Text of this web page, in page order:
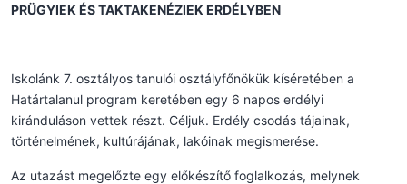
PRÜGYIEK ÉS TAKTAKENÉZIEK ERDÉLYBEN
Iskolánk 7. osztályos tanulói osztályfőnökük kíséretében a
Határtalanul program keretében egy 6 napos erdélyi
kiránduláson vettek részt. Céljuk. Erdély csodás tájainak,
történelmének, kultúrájának, lakóinak megismerése.
Az utazást megelőzte egy előkészítő foglalkozás, melynek